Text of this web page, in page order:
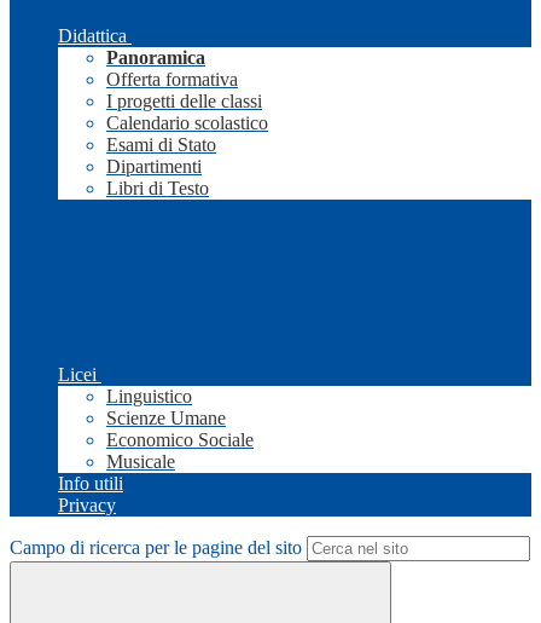
Didattica
Panoramica
Offerta formativa
I progetti delle classi
Calendario scolastico
Esami di Stato
Dipartimenti
Libri di Testo
Licei
Linguistico
Scienze Umane
Economico Sociale
Musicale
Info utili
Privacy
Campo di ricerca per le pagine del sito